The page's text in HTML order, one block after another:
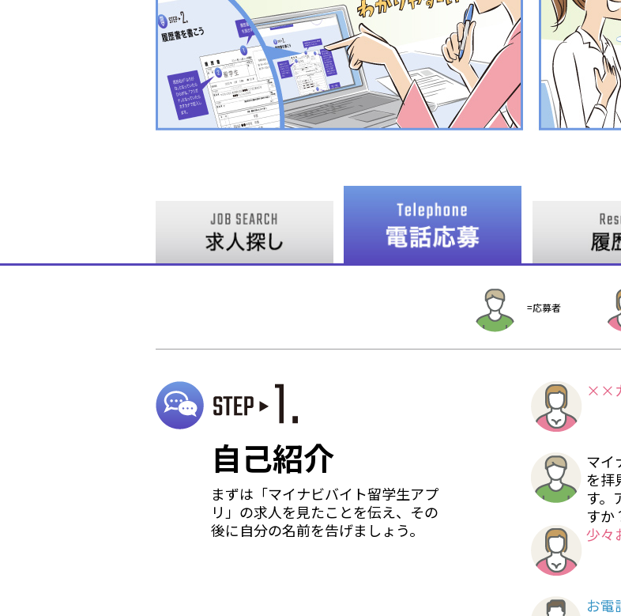
=応募者
自己紹介
まずは「マイナビバイト留学生アプ
リ」の求人を見たことを伝え、その
後に自分の名前を告げましょう。
××
マイ
を拝
す。
すか
少々
お電